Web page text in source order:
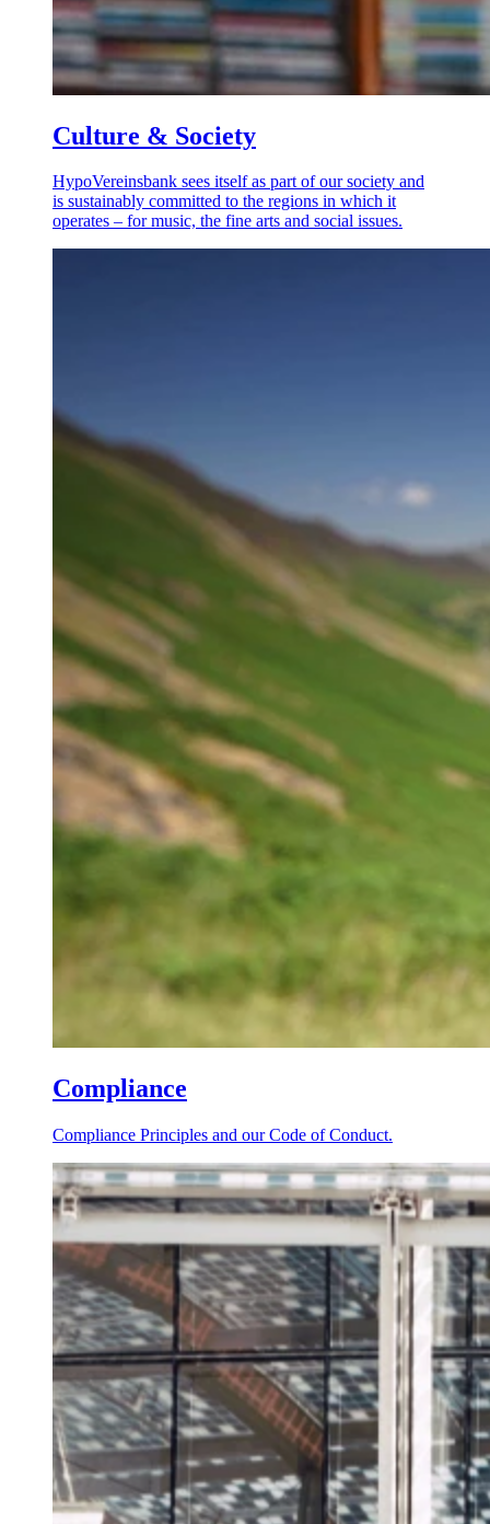
Culture & Society
HypoVereinsbank sees itself as part of our society and
is sustainably committed to the regions in which it
operates – for music, the fine arts and social issues.
Compliance
Compliance Principles and our Code of Conduct.